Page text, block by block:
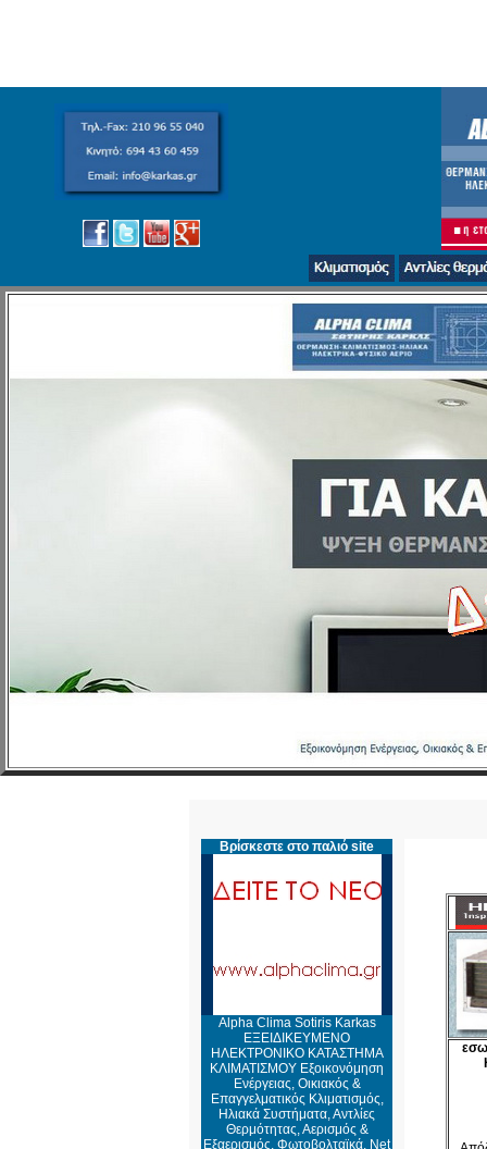
Βρίσκεστε στο παλιό site
Alpha Clima Sotiris Karkas
ΕΞΕΙΔΙΚΕΥΜΕΝΟ
ΗΛΕΚΤΡΟΝΙΚΟ ΚΑΤΑΣΤΗΜΑ
ΚΛΙΜΑΤΙΣΜΟΥ Εξοικονόμηση
Ενέργειας, Οικιακός &
Επαγγελματικός Κλιματισμός,
Ηλιακά Συστήματα, Αντλίες
Θερμότητας, Αερισμός &
Εξαερισμός, Φωτοβολταϊκά, Net